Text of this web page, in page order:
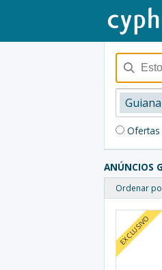
Ofertas
ANÚNCIOS
Ordenar
EXCLUSIVO